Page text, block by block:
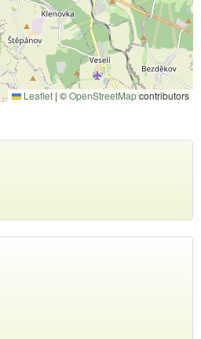
Leaflet | ©OpenStreetMapcontributors